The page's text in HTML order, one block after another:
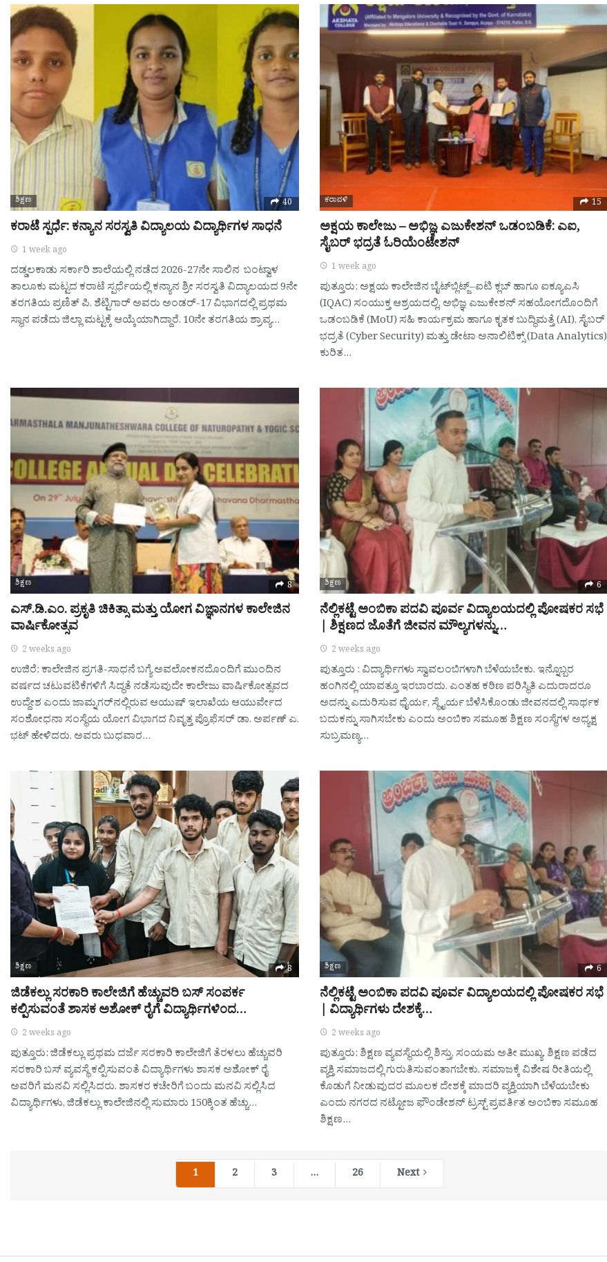
ಶಿಕ್ಷಣ 40
ಕರಾಟೆ ಸ್ಪರ್ಧೆ: ಕನ್ಯಾನ ಸರಸ್ವತಿ ವಿದ್ಯಾಲಯ ವಿದ್ಯಾರ್ಥಿಗಳ ಸಾಧನೆ
1 week ago
ದಡ್ಡಲಕಾಡು ಸರ್ಕಾರಿ ಶಾಲೆಯಲ್ಲಿ ನಡೆದ 2026-27ನೇ ಸಾಲಿನ ಬಂಟ್ವಾಳ
ತಾಲೂಕು ಮಟ್ಟದ ಕರಾಟೆ ಸ್ಪರ್ಧೆಯಲ್ಲಿ ಕನ್ಯಾನ ಶ್ರೀ ಸರಸ್ವತಿ ವಿದ್ಯಾಲಯದ 9ನೇ
ತರಗತಿಯ ಪ್ರಣಿತ್ ಪಿ. ಶೆಟ್ಟಿಗಾರ್ ಅವರು ಅಂಡರ್-17 ವಿಭಾಗದಲ್ಲಿ ಪ್ರಥಮ
ಸ್ಥಾನ ಪಡೆದು ಜಿಲ್ಲಾ ಮಟ್ಟಕ್ಕೆ ಆಯ್ಕೆಯಾಗಿದ್ದಾರೆ. 10ನೇ ತರಗತಿಯ ಶ್ರಾವ್ಯ…
ಕರಾವಳಿ 15
ಅಕ್ಷಯ ಕಾಲೇಜು – ಅಭಿಜ್ಞ ಎಜುಕೇಶನ್ ಒಡಂಬಡಿಕೆ: ಎಐ,
ಸೈಬರ್ ಭದ್ರತೆ ಓರಿಯೆಂಟೇಶನ್
1 week ago
ಪುತ್ತೂರು: ಅಕ್ಷಯ ಕಾಲೇಜಿನ ಬೈಟ್‌ಬ್ಲಿಟ್ಜ್–ಐಟಿ ಕ್ಲಬ್ ಹಾಗೂ ಐಕ್ಯೂಎಸಿ
(IQAC) ಸಂಯುಕ್ತ ಆಶ್ರಯದಲ್ಲಿ, ಅಭಿಜ್ಞ ಎಜುಕೇಶನ್ ಸಹಯೋಗದೊಂದಿಗೆ
ಒಡಂಬಡಿಕೆ (MoU) ಸಹಿ ಕಾರ್ಯಕ್ರಮ ಹಾಗೂ ಕೃತಕ ಬುದ್ಧಿಮತ್ತೆ (AI), ಸೈಬರ್
ಭದ್ರತೆ (Cyber Security) ಮತ್ತು ಡೇಟಾ ಅನಾಲಿಟಿಕ್ಸ್ (Data Analytics)
ಕುರಿತ…
ಶಿಕ್ಷಣ 8
ಎಸ್.ಡಿ.ಎಂ. ಪ್ರಕೃತಿ ಚಿಕಿತ್ಸಾ ಮತ್ತು ಯೋಗ ವಿಜ್ಞಾನಗಳ ಕಾಲೇಜಿನ
ವಾರ್ಷಿಕೋತ್ಸವ
2 weeks ago
ಉಜಿರೆ: ಕಾಲೇಜಿನ ಪ್ರಗತಿ-ಸಾಧನೆ ಬಗ್ಯೆ ಅವಲೋಕನದೊಂದಿಗೆ ಮುಂದಿನ
ವರ್ಷದ ಚಟುವಟಿಕೆಗಳಿಗೆ ಸಿದ್ಧತೆ ನಡೆಸುವುದೇ ಕಾಲೇಜು ವಾರ್ಷಿಕೋತ್ಸವದ
ಉದ್ದೇಶ ಎಂದು ಜಾಮ್ನಗರ್‌ನಲ್ಲಿರುವ ಆಯುಷ್ ಇಲಾಖೆಯ ಆಯುರ್ವೇದ
ಸಂಶೋಧನಾ ಸಂಸ್ಥೆಯ ಯೋಗ ವಿಭಾಗದ ನಿವೃತ್ತ ಪ್ರೊಫೆಸರ್ ಡಾ. ಅರ್ಪಣ್ ಎ.
ಭಟ್ ಹೇಳಿದರು. ಅವರು ಬುಧವಾರ…
ಶಿಕ್ಷಣ 6
ನೆಲ್ಲಿಕಟ್ಟೆ ಅಂಬಿಕಾ ಪದವಿ ಪೂರ್ವ ವಿದ್ಯಾಲಯದಲ್ಲಿ ಪೋಷಕರ ಸಭೆ
| ಶಿಕ್ಷಣದ ಜೊತೆಗೆ ಜೀವನ ಮೌಲ್ಯಗಳನ್ನು…
2 weeks ago
ಪುತ್ತೂರು : ವಿದ್ಯಾರ್ಥಿಗಳು ಸ್ವಾವಲಂಬಿಗಳಾಗಿ ಬೆಳೆಯಬೇಕು. ಇನ್ನೊಬ್ಬರ
ಹಂಗಿನಲ್ಲಿ ಯಾವತ್ತೂ ಇರಬಾರದು. ಎಂತಹ ಕಠಿಣ ಪರಿಸ್ಥಿತಿ ಎದುರಾದರೂ
ಅದನ್ನು ಎದುರಿಸುವ ಧೈರ್ಯ, ಸ್ಥೈರ್ಯ ಬೆಳೆಸಿಕೊಂಡು ಜೀವನದಲ್ಲಿ ಸಾರ್ಥಕ
ಬದುಕನ್ನು ಸಾಗಿಸಬೇಕು ಎಂದು ಅಂಬಿಕಾ ಸಮೂಹ ಶಿಕ್ಷಣ ಸಂಸ್ಥೆಗಳ ಅಧ್ಯಕ್ಷ
ಸುಬ್ರಮಣ್ಯ…
ಶಿಕ್ಷಣ 8
ಜಿಡೆಕಲ್ಲು ಸರಕಾರಿ ಕಾಲೇಜಿಗೆ ಹೆಚ್ಚುವರಿ ಬಸ್ ಸಂಪರ್ಕ
ಕಲ್ಪಿಸುವಂತೆ ಶಾಸಕ ಅಶೋಕ್ ರೈಗೆ ವಿದ್ಯಾರ್ಥಿಗಳಿಂದ…
2 weeks ago
ಪುತ್ತೂರು: ಜಿಡೆಕಲ್ಲು ಪ್ರಥಮ ದರ್ಜೆ ಸರಕಾರಿ ಕಾಲೇಜಿಗೆ ತೆರಳಲು ಹೆಚ್ಚುವರಿ
ಸರಕಾರಿ ಬಸ್ ವ್ಯವಸ್ಥೆ ಕಲ್ಪಿಸುವಂತೆ ವಿದ್ಯಾರ್ಥಿಗಳು ಶಾಸಕ ಅಶೋಕ್ ರೈ
ಅವರಿಗೆ ಮನವಿ ಸಲ್ಲಿಸಿದರು. ಶಾಸಕರ ಕಚೇರಿಗೆ ಬಂದು ಮನವಿ ಸಲ್ಲಿಸಿದ
ವಿದ್ಯಾರ್ಥಿಗಳು, ಜಿಡೆಕಲ್ಲು ಕಾಲೇಜಿನಲ್ಲಿ ಸುಮಾರು 150ಕ್ಕಿಂತ ಹೆಚ್ಚು…
ಶಿಕ್ಷಣ 6
ನೆಲ್ಲಿಕಟ್ಟೆ ಅಂಬಿಕಾ ಪದವಿ ಪೂರ್ವ ವಿದ್ಯಾಲಯದಲ್ಲಿ ಪೋಷಕರ ಸಭೆ
| ವಿದ್ಯಾರ್ಥಿಗಳು ದೇಶಕ್ಕೆ…
2 weeks ago
ಪುತ್ತೂರು: ಶಿಕ್ಷಣ ವ್ಯವಸ್ಥೆಯಲ್ಲಿ ಶಿಸ್ತು, ಸಂಯಮ ಅತೀ ಮುಖ್ಯ. ಶಿಕ್ಷಣ ಪಡೆದ
ವ್ಯಕ್ತಿ ಸಮಾಜದಲ್ಲಿ ಗುರುತಿಸುವಂತಾಗಬೇಕು. ಸಮಾಜಕ್ಕೆ ವಿಶೇಷ ರೀತಿಯಲ್ಲಿ
ಕೊಡುಗೆ ನೀಡುವುದರ ಮೂಲಕ ದೇಶಕ್ಕೆ ಮಾದರಿ ವ್ಯಕ್ತಿಯಾಗಿ ಬೆಳೆಯಬೇಕು
ಎಂದು ನಗರದ ನಟ್ಟೋಜ ಫೌಂಡೇಶನ್ ಟ್ರಸ್ಟ್ ಪ್ರವರ್ತಿತ ಅಂಬಿಕಾ ಸಮೂಹ
ಶಿಕ್ಷಣ…
1 2 3 … 26 Next